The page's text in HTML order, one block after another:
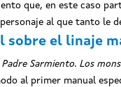
que, en este caso
al que tanto le
sobre el linaje
Sarmiento. Los
al primer manual